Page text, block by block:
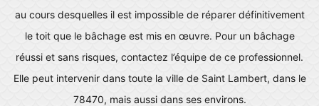
au cours desquelles il est impossible de réparer définitivement
le toit que le bâchage est mis en œuvre. Pour un bâchage
réussi et sans risques, contactez l’équipe de ce professionnel.
Elle peut intervenir dans toute la ville de Saint Lambert, dans le
78470, mais aussi dans ses environs.